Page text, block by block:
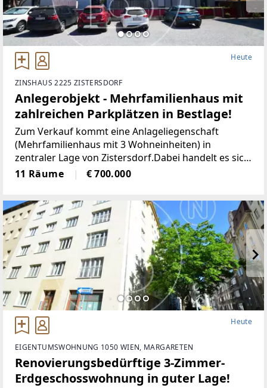
Heute
ZINSHAUS 2225 ZISTERSDORF
Anlegerobjekt - Mehrfamilienhaus mit
zahlreichen Parkplätzen in Bestlage!
Zum Verkauf kommt eine Anlageliegenschaft
(Mehrfamilienhaus mit 3 Wohneinheiten) in
zentraler Lage von Zistersdorf.Dabei handelt es sich
um ein Grundstück mit ca. 893 m²,
11 Räume € 700.000
Heute
EIGENTUMSWOHNUNG 1050 WIEN, MARGARETEN
Renovierungsbedürftige 3-Zimmer-
Erdgeschosswohnung in guter Lage!